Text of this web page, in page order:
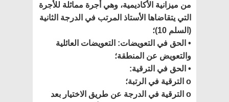
من ميزانية الأكاديمية، وهي أجرة مماثلة للأجرة
التي يتقاضاها الأستاذ المرتب في الدرجة الثانية
(السلم 10)؛
• الحق في التعويضات: التعويضات العائلية
والتعويض عن المنطقة؛
• الحق في الترقية:
o الترقية في الرتبة؛
o الترقية في الدرجة عن طريق الاختيار بعد